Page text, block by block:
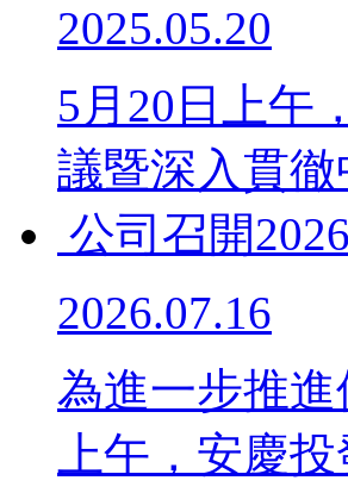
2025.05.20
5月20日上午
議暨深入貫
公司召開
2026.07.16
為進一步推進
上午，安